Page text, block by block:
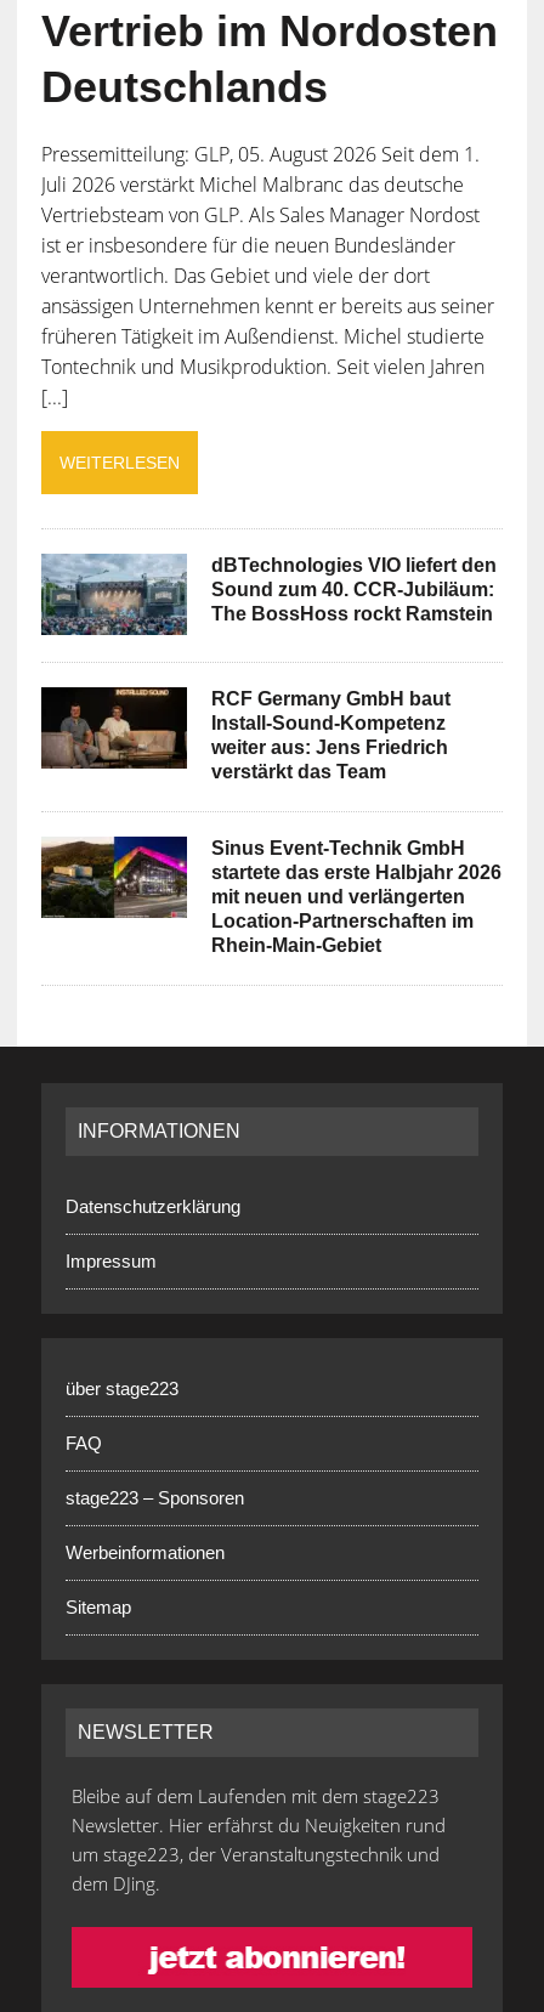
Vertrieb im Nordosten
Deutschlands
Pressemitteilung: GLP, 05. August 2026 Seit dem 1.
Juli 2026 verstärkt Michel Malbranc das deutsche
Vertriebsteam von GLP. Als Sales Manager Nordost
ist er insbesondere für die neuen Bundesländer
verantwortlich. Das Gebiet und viele der dort
ansässigen Unternehmen kennt er bereits aus seiner
früheren Tätigkeit im Außendienst. Michel studierte
Tontechnik und Musikproduktion. Seit vielen Jahren
[...]
WEITERLESEN
dBTechnologies VIO liefert den
Sound zum 40. CCR-Jubiläum:
The BossHoss rockt Ramstein
RCF Germany GmbH baut
Install-Sound-Kompetenz
weiter aus: Jens Friedrich
verstärkt das Team
Sinus Event-Technik GmbH
startete das erste Halbjahr 2026
mit neuen und verlängerten
Location-Partnerschaften im
Rhein-Main-Gebiet
INFORMATIONEN
Datenschutzerklärung
Impressum
über stage223
FAQ
stage223 – Sponsoren
Werbeinformationen
Sitemap
NEWSLETTER
Bleibe auf dem Laufenden mit dem stage223
Newsletter. Hier erfährst du Neuigkeiten rund
um stage223, der Veranstaltungstechnik und
dem DJing.